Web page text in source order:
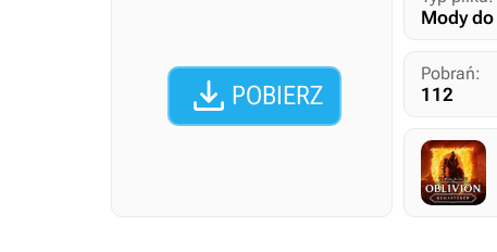
 POBIERZ
Mody
Pobrań:
112